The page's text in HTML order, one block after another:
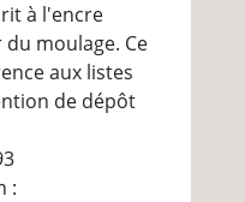
à l'encre
moulage. Ce
aux listes
de dépôt
: